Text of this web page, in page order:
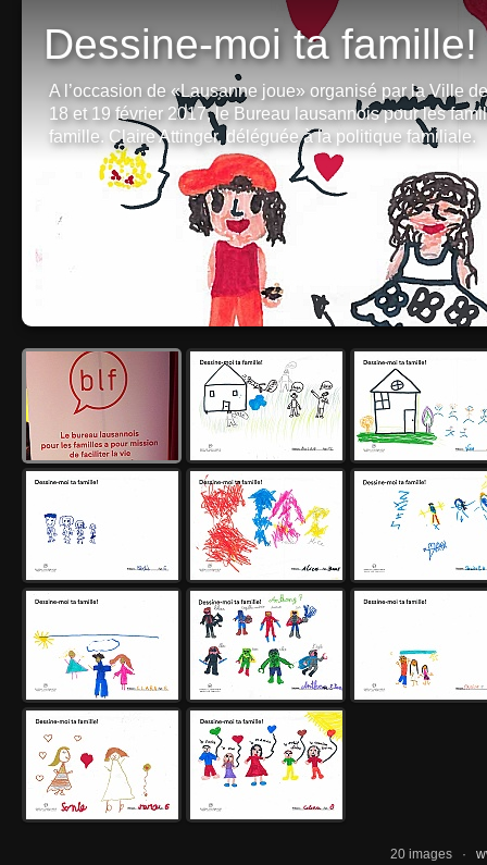
Dessine-moi ta famille!
A l’occasion de «Lausanne joue» organisé par la Ville
18 et 19 février 2017, le Bureau lausannois pour les
famille. Claire Attinger, déléguée à la politique familiale.
20 images ·